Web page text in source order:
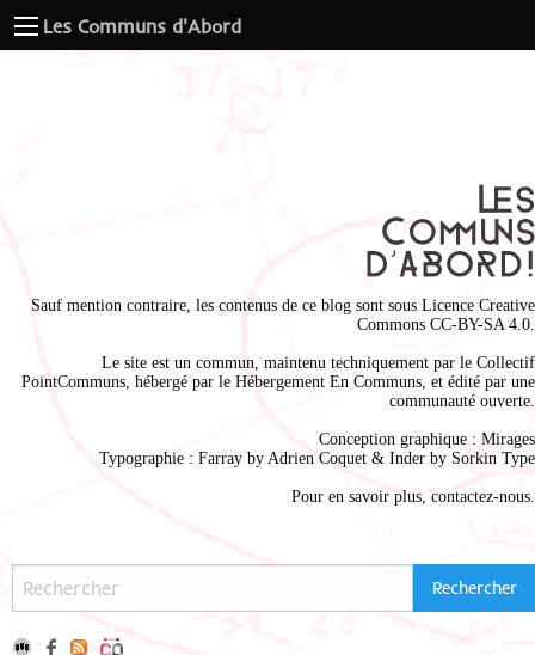
Les Communs d'Abord
Sauf mention contraire, les contenus de ce blog sont sous Licence Creative
Commons CC-BY-SA 4.0
Le site est un commun, maintenu techniquement par le Collectif
PointCommuns , hébergé par le Hébergement En Communs , et édité par une
communauté ouverte.
Conception graphique : Mirages
Typographie : Farray by Adrien Coquet & Inder by Sorkin Type
Pour en savoir plus, contactez-nous